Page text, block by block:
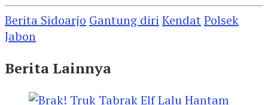
Berita Sidoarjo Gantung diri KendatPolsek
Jabon
Berita Lainnya